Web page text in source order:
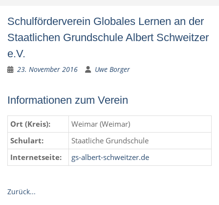
Schulförderverein Globales Lernen an der
Staatlichen Grundschule Albert Schweitzer
e.V.
23. November 2016 Uwe Borger
Informationen zum Verein
Ort (Kreis):
Weimar (Weimar)
Schulart:
Staatliche Grundschule
Internetseite:
gs-albert-schweitzer.de
Zurück...